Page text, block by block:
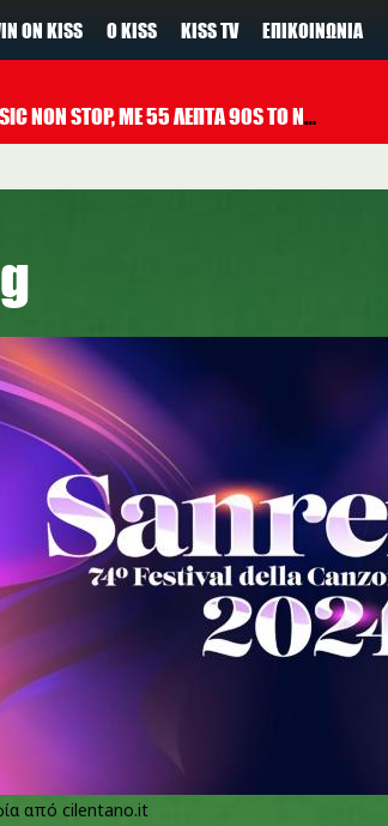
ON KISS Ο KISS KISS TV ΕΠΙΚΟΙΝΩΝΊΑ
KISS MUSIC NON STOP, ΜΕ 55 ΛΕΠΤΑ 90S TO NOW ΚΑΘΕ ΩΡΑ
από cilentano.it